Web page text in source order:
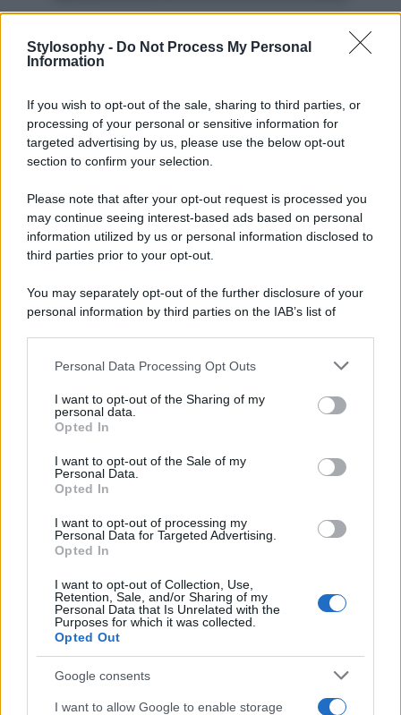
Stylosophy - Do Not Process My Personal
Information
If you wish to opt-out of the sale, sharing to third parties, or
processing of your personal or sensitive information for
targeted advertising by us, please use the below opt-out
section to confirm your selection.
Please note that after your opt-out request is processed you
may continue seeing interest-based ads based on personal
information utilized by us or personal information disclosed to
third parties prior to your opt-out.
You may separately opt-out of the further disclosure of your
personal information by third parties on the IAB’s list of
This information may also be disclosed by us to third parties
disclose it to other third parties.
Please note that this website/app uses one or more Google
services and may gather and store information including but
not limited to your visit or usage behaviour. You may click to
grant or deny consent to Google and its third-party tags to
consent section.
Personal Data Processing Opt Outs
I want to opt-out of the Sharing of my
personal data.
Opted In
I want to opt-out of the Sale of my
Personal Data.
Opted In
I want to opt-out of processing my
Personal Data for Targeted Advertising.
Opted In
I want to opt-out of Collection, Use,
Retention, Sale, and/or Sharing of my
Personal Data that Is Unrelated with the
Purposes for which it was collected.
Opted Out
Google consents
I want to allow Google to enable storage
Che fisico!
Nelle ultime ore, la conduttrice si è mostrata sui socialin
un selfie sexy allo specchio con indosso un bikini super
stiloso e sempre di tendenza, intenta a prendersi il primo
sole caldo e a godersi un po’ di relax e spensieratezza.
Nello scatto, non passa di certo inosservato il suo fisico
dal costume due pezzi sui toni dell’arancione.Marcuzzi
appare più bella e radiosa che mai, in posa, al naturale
senza trucco e con i capelli che scivolano sulle spalle.
Uno scatto che ha fatto letteralmente impazzire i fan!
Leggi anche
Casa
secondo il Feng Shui: gli